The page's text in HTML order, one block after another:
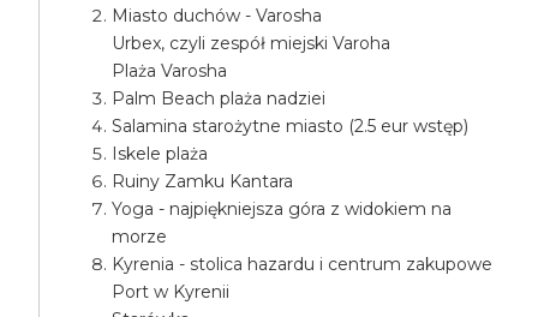
Miasto duchów - Varosha
Urbex, czyli zespół miejski Varoha
Plaża Varosha
Palm Beach plaża nadziei
Salamina starożytne miasto (2.5 eur wstęp)
Iskele plaża
Ruiny Zamku Kantara
Yoga - najpiękniejsza góra z widokiem na
morze
Kyrenia - stolica hazardu i centrum zakupowe
Port w Kyrenii